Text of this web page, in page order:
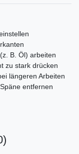
B. Öl) arbeiten
zu stark drücken
längeren Arbeiten
entfernen